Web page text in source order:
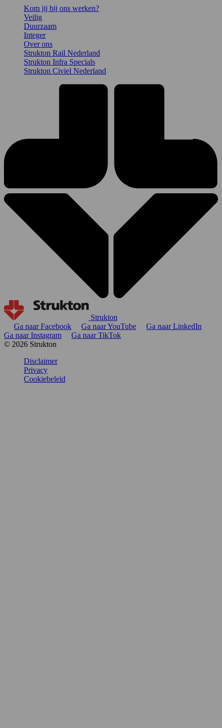
Kom jij bij ons werken?
Veilig
Duurzaam
Integer
Over ons
Strukton Rail Nederland
Strukton Infra Specials
Strukton Civiel Nederland
Strukton
Ga naar Facebook
Ga naar YouTube
Ga naar LinkedIn
Ga naar Instagram
Ga naar TikTok
© 2026 Strukton
Disclaimer
Privacy
Cookiebeleid